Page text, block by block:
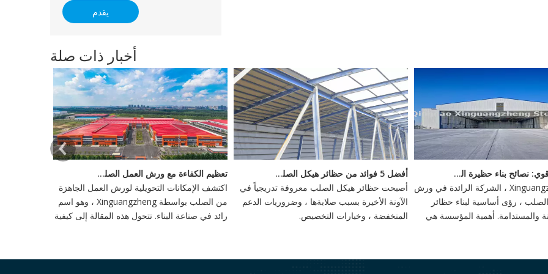
يقدم
أخبار ذات صلة
تعظيم الكفاءة مع ورش العمل الصلب الجاهزة
اكتشف الإمكانات التحويلية لورش العمل الجاهزة
من الصلب بواسطة Xinguangzheng ، وهو اسم
رائد في صناعة البناء. تتحول هذه المقالة إلى كيفية
أفضل 5 فوائد من حظائر هيكل الصلب - استثمار دائم
أصبحت حظائر هيكل الصلب معروفة تدريجياً في
الآونة الأخيرة بسبب صلابةها ، وضروريات الدعم
المنخفضة ، وخيارات التخصيص.
بناء أساس قوي: نصائح بناء حظيرة الصلب
يقدم Xinguangzheng ، الشركة الرائدة في ورش
، رؤى أساسية لبناء حظائر
والمستدامة. أهمية المؤسسة هي
<